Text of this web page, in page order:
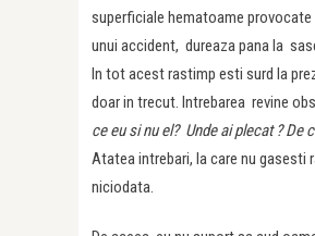
superficiale hematoame provocate
unui accident, dureaza pana la
In tot acest rastimp esti surd la
doar in trecut. Intrebarea revine
ce eu si nu el? Unde ai plecat ? De
Atatea intrebari, la care nu gasesti
niciodata.